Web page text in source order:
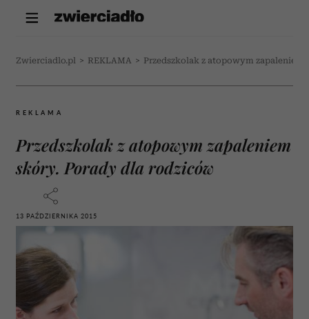
Zwierciadlo.pl > REKLAMA > Przedszkolak z atopowym zapaleniem
REKLAMA
Przedszkolak z atopowym zapaleniem
skóry. Porady dla rodziców
13 PAŹDZIERNIKA 2015